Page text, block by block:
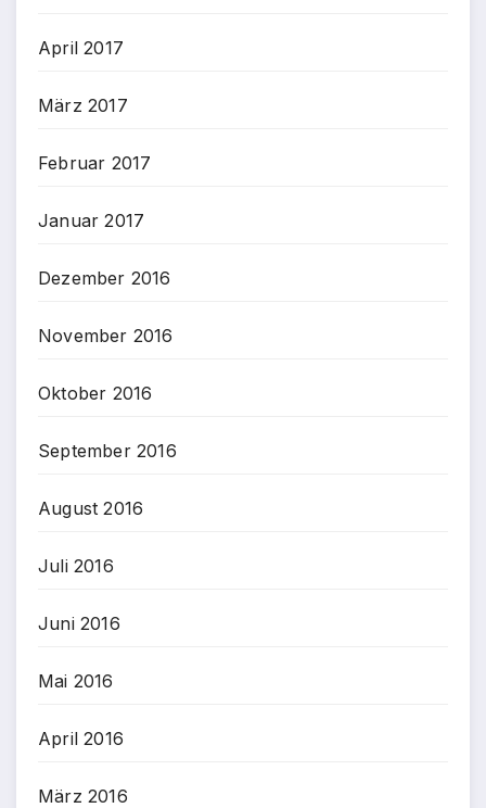
April 2017
März 2017
Februar 2017
Januar 2017
Dezember 2016
November 2016
Oktober 2016
September 2016
August 2016
Juli 2016
Juni 2016
Mai 2016
April 2016
März 2016